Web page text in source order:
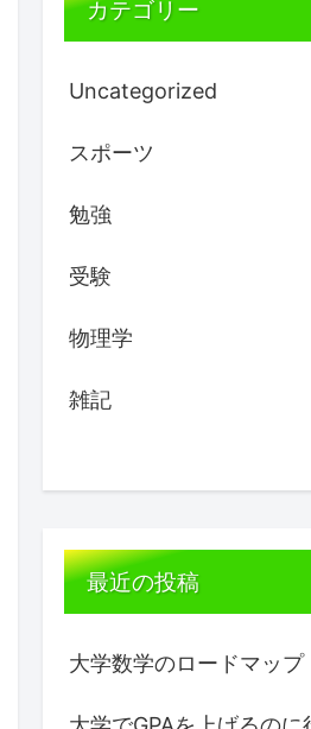
カテゴリー
Uncategorized
スポーツ
勉強
受験
物理学
雑記
最近の投稿
大学数学のロードマップ